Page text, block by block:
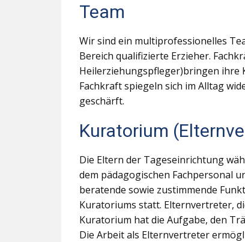
Team
Wir sind ein multiprofessionelles
Bereich qualifizierte Erzieher.
Heilerziehungspfleger)bringen ihre
Fachkraft spiegeln sich im Alltag
geschärft.
Kuratorium
Die Eltern der Tageseinrichtung
dem pädagogischen Fachpersonal
beratende sowie zustimmende
Kuratoriums statt. Elternvertreter,
Kuratorium hat die Aufgabe, den
Die Arbeit als Elternvertreter